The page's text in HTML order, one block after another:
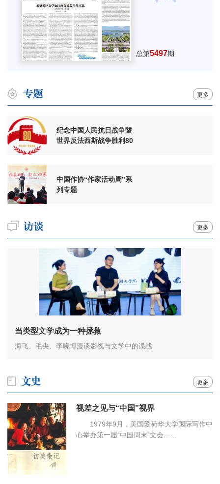
总第5497期
更多
纪念中国人民抗日战争暨
世界反法西斯战争胜利80
中国作协“作家活动周”系
列专题
更多
当类型文学成为一种拯救
海飞、毛尖、李晓博漫谈影视与文学中的谍战
更多
视差之见与“中国”视界
1979年9月，美国爱荷华大学国际写作中
心举办第一届“中国周末”文会……